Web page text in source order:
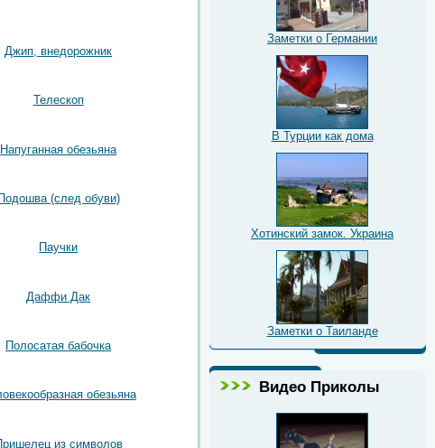
Джип, внедорожник
Телескоп
Напуганная обезьяна
Подошва (след обуви)
Паучки
Даффи Дак
Полосатая бабочка
обезьяна
из символов
Заметки о Германии
В Турции как дома
Хотинский замок. Украина
Заметки о Таиланде
Видео Приколы